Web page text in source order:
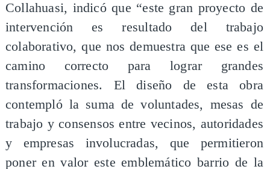
Collahuasi, indicó que “este gran proyecto de
intervención es resultado del trabajo
colaborativo, que nos demuestra que ese es el
camino correcto para lograr grandes
transformaciones. El diseño de esta obra
contempló la suma de voluntades, mesas de
trabajo y consensos entre vecinos, autoridades
y empresas involucradas, que permitieron
poner en valor este emblemático barrio de la